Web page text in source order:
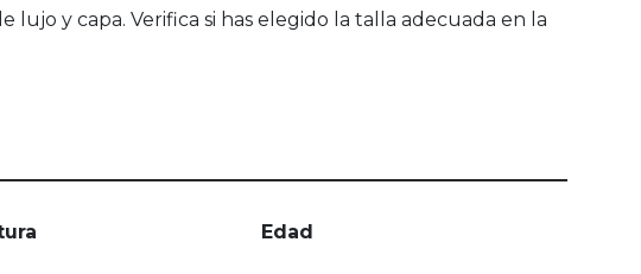
lujo y capa. Verifica si has elegido la talla adecuada en la
Edad